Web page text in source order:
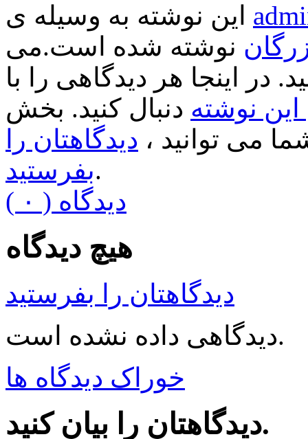
نوشته شده است.می
در اینجا هر دیدگاهی را با
نوشته دنبال کنید. بخش
می توانید ، دیدگاهتان را
بفرستید.
( ۰ ) دیدگاه
هیچ دیدگاه
دیدگاهتان را بفرستید
دیدگاهی داده نشده است.
خوراک دیدگاه ها
دیدگاهتان را بیان کنید.